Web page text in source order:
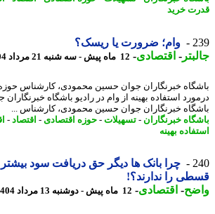
خرید
وام؛ ضرورت یا ریسک؟
-اقتصادی-12 ماه پیش - سه شنبه 21 مرداد 1404، 08:12
خبرنگاران جوان حسین محمودی، کارشناس حوزه
استفاده بهینه از وام در رادیو باشگاه خبرنگاران
خبرنگاران جوان حسین محمودی، کارشناس ...
خبرنگاران- تسهیلات-حوزه اقتصادی-اقتصاد-
بهینه
چرا بانک ها دیگر حق دریافت سود بیشتر از
را ندارند؟!
-اقتصادی-12 ماه پیش - دوشنبه 13 مرداد 1404، 07:42